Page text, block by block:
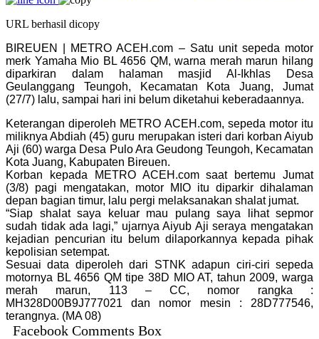
URL berhasil dicopy
BIREUEN | METRO ACEH.com – Satu unit sepeda motor
merk Yamaha Mio BL 4656 QM, warna merah marun hilang
diparkiran dalam halaman masjid Al-Ikhlas Desa
Geulanggang Teungoh, Kecamatan Kota Juang, Jumat
(27/7) lalu, sampai hari ini belum diketahui keberadaannya.
Keterangan diperoleh METRO ACEH.com, sepeda motor itu
miliknya Abdiah (45) guru merupakan isteri dari korban Aiyub
Aji (60) warga Desa Pulo Ara Geudong Teungoh, Kecamatan
Kota Juang, Kabupaten Bireuen.
Korban kepada METRO ACEH.com saat bertemu Jumat
(3/8) pagi mengatakan, motor MIO itu diparkir dihalaman
depan bagian timur, lalu pergi melaksanakan shalat jumat.
“Siap shalat saya keluar mau pulang saya lihat sepmor
sudah tidak ada lagi,” ujarnya Aiyub Aji seraya mengatakan
kejadian pencurian itu belum dilaporkannya kepada pihak
kepolisian setempat.
Sesuai data diperoleh dari STNK adapun ciri-ciri sepeda
motornya BL 4656 QM tipe 38D MIO AT, tahun 2009, warga
merah marun, 113 – CC, nomor rangka :
MH328D00B9J777021 dan nomor mesin : 28D777546,
terangnya. (MA 08)
Facebook Comments Box